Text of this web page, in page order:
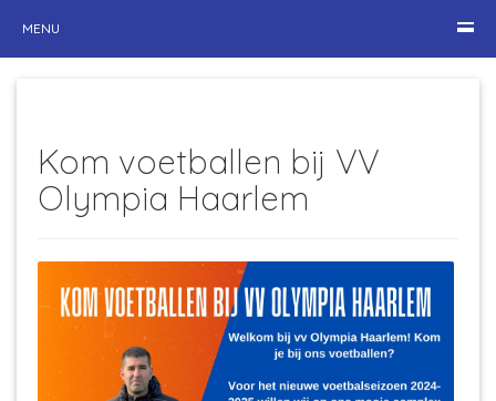
MENU
Kom voetballen bij VV
Olympia Haarlem